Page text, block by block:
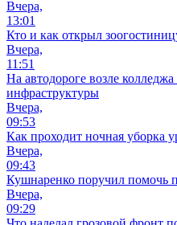
Вчера,
13:01
Кто и как открыл
Вчера,
11:51
На автодороге возле
инфраструктуры
Вчера,
09:53
Как проходит ночная уборка
Вчера,
09:43
Кушнаренко поручил помочь
Вчера,
09:29